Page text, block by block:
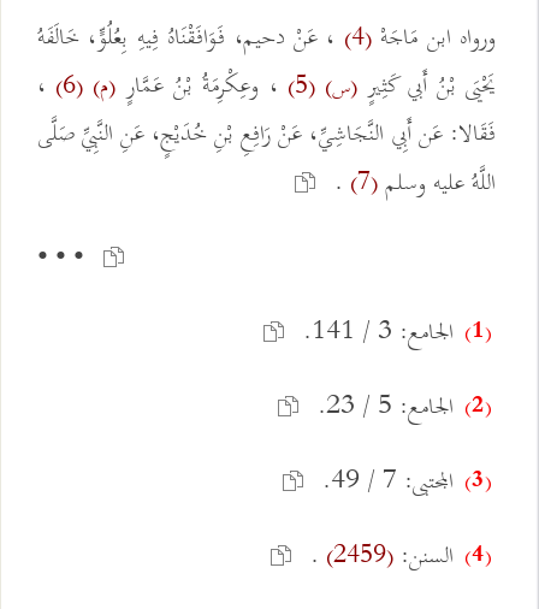
ورواه ابن مَاجَهْ(4)
، عَنْ دحيم، فَوَافَقْنَاهُ فِيهِ بِعُلُوٍّ، خَالَفَهُ
يَحْيَى بْنُ أَبي كَثِيرٍ(س) (5) ، وعِكْرِمَةُ بْنُ عَمَّارٍ (م) (6)
،
فَقَالا: عَن أَبِي النَّجَاشِيِّ، عَنْ رَافِعِ بْنِ خُدَيْجٍ، عَنِ النَّبِيِّ صَلَّى
اللَّهُ عليه وسلم(7)
.
• • •
(1) الجامع: 3 / 141.
(2) الجامع: 5 / 23.
(3) المجتبى: 7 / 49.
(4) السنن: (2459)
.